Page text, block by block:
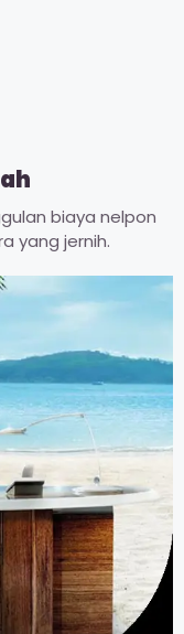
biaya nelpon
yang jernih.